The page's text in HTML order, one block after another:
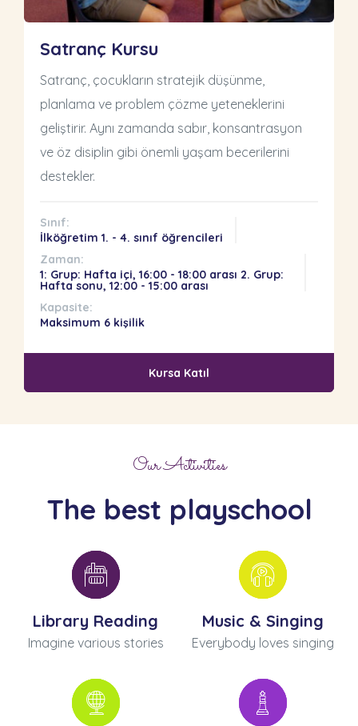
Satranç Kursu
Satranç, çocukların stratejik düşünme,
planlama ve problem çözme yeteneklerini
geliştirir. Aynı zamanda sabır, konsantrasyon
ve öz disiplin gibi önemli yaşam becerilerini
destekler.
Sınıf:
İlköğretim 1. - 4. sınıf öğrencileri
Zaman:
1: Grup: Hafta içi, 16:00 - 18:00 arası 2. Grup:
Hafta sonu, 12:00 - 15:00 arası
Kapasite:
Maksimum 6 kişilik
Kursa Katıl
Our Activities
The best playschool
Library Reading
Imagine various stories
Music & Singing
Everybody loves singing